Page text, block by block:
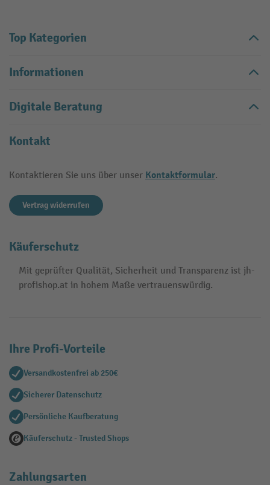
Top Kategorien
Informationen
Digitale Beratung
Kontakt
Kontaktieren Sie uns über unser Kontaktformular.
Vertrag widerrufen
Käuferschutz
Mit geprüfter Qualität, Sicherheit und Transparenz ist jh-
profishop.at in hohem Maße vertrauenswürdig.
Ihre Profi-Vorteile
Versandkostenfrei ab 250€
Sicherer Datenschutz
Persönliche Kaufberatung
Käuferschutz - Trusted Shops
Zahlungsarten